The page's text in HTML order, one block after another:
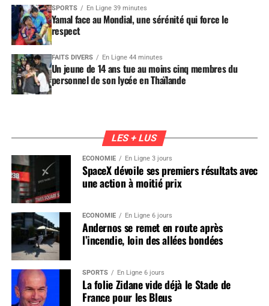
SPORTS En Ligne 39 minutes
Yamal face au Mondial, une sérénité qui force le
respect
FAITS DIVERS En Ligne 44 minutes
Un jeune de 14 ans tue au moins cinq membres du
personnel de son lycée en Thaïlande
LES + LUS
ÉCONOMIE En Ligne 3 jours
SpaceX dévoile ses premiers résultats avec
une action à moitié prix
ÉCONOMIE En Ligne 6 jours
Andernos se remet en route après
l’incendie, loin des allées bondées
SPORTS En Ligne 6 jours
La folie Zidane vide déjà le Stade de
France pour les Bleus